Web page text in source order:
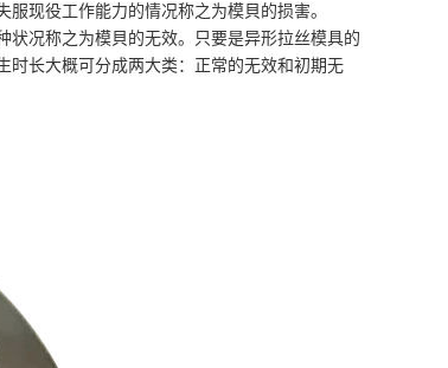
现役工作能力的情况称之为模貝的损害。
况称之为模貝的无效。只要是异形拉丝模具的
时长大概可分成两大类：正常的无效和初期无